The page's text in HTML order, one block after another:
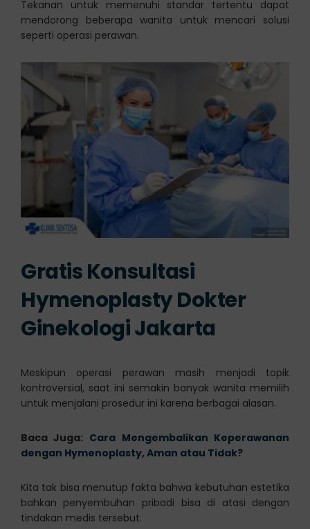
Tekanan untuk memenuhi standar tertentu dapat
mendorong beberapa wanita untuk mencari solusi
seperti operasi perawan.
Gratis Konsultasi
Hymenoplasty Dokter
Ginekologi Jakarta
Meskipun operasi perawan masih menjadi topik
kontroversial, saat ini semakin banyak wanita memilih
untuk menjalani prosedur ini karena berbagai alasan.
Baca Juga: Cara Mengembalikan Keperawanan
dengan Hymenoplasty, Aman atau Tidak?
Kita tak bisa menutup fakta bahwa kebutuhan estetika
bahkan penyembuhan pribadi bisa di atasi dengan
tindakan medis tersebut.